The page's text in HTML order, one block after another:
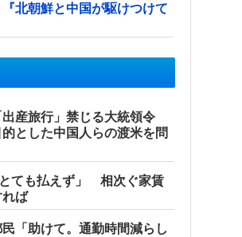
北朝鮮と中国が駆けつけて
出産旅行」禁じる大統領令
とした中国人らの渡米を問
ても払えず」 相次ぐ家賃
ば
民「助けて。通勤時間減らし